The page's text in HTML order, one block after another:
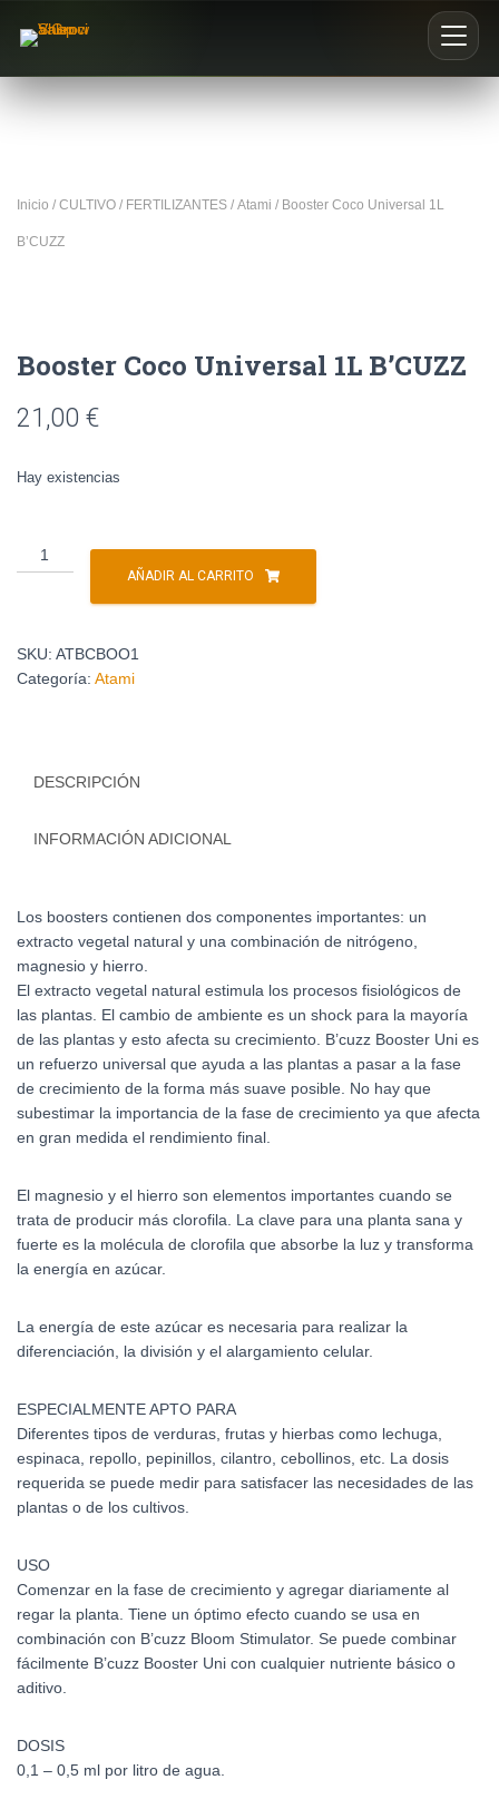
Inicio / CULTIVO / FERTILIZANTES / Atami / Booster Coco Universal 1L
B’CUZZ
Booster Coco Universal 1L B’CUZZ
21,00 €
Hay existencias
AÑADIR AL CARRITO
SKU: ATBCBOO1
Categoría: Atami
DESCRIPCIÓN
INFORMACIÓN ADICIONAL
Los boosters contienen dos componentes importantes: un
extracto vegetal natural y una combinación de nitrógeno,
magnesio y hierro.
El extracto vegetal natural estimula los procesos fisiológicos de
las plantas. El cambio de ambiente es un shock para la mayoría
de las plantas y esto afecta su crecimiento. B’cuzz Booster Uni es
un refuerzo universal que ayuda a las plantas a pasar a la fase
de crecimiento de la forma más suave posible. No hay que
subestimar la importancia de la fase de crecimiento ya que afecta
en gran medida el rendimiento final.
El magnesio y el hierro son elementos importantes cuando se
trata de producir más clorofila. La clave para una planta sana y
fuerte es la molécula de clorofila que absorbe la luz y transforma
la energía en azúcar.
La energía de este azúcar es necesaria para realizar la
diferenciación, la división y el alargamiento celular.
ESPECIALMENTE APTO PARA
Diferentes tipos de verduras, frutas y hierbas como lechuga,
espinaca, repollo, pepinillos, cilantro, cebollinos, etc. La dosis
requerida se puede medir para satisfacer las necesidades de las
plantas o de los cultivos.
USO
Comenzar en la fase de crecimiento y agregar diariamente al
regar la planta. Tiene un óptimo efecto cuando se usa en
combinación con B’cuzz Bloom Stimulator. Se puede combinar
fácilmente B’cuzz Booster Uni con cualquier nutriente básico o
aditivo.
DOSIS
0,1 – 0,5 ml por litro de agua.